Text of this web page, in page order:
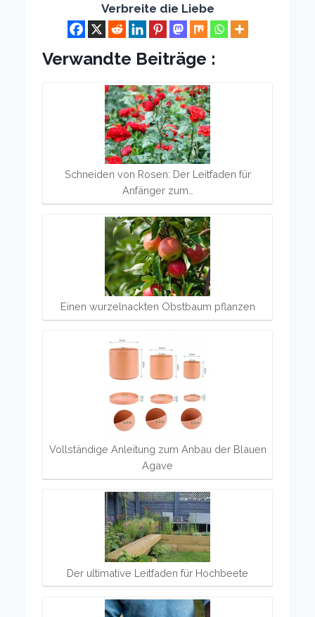
Verbreite die Liebe
Verwandte Beiträge :
Schneiden von Rosen: Der Leitfaden für
Anfänger zum…
Einen wurzelnackten Obstbaum pflanzen
Vollständige Anleitung zum Anbau der Blauen
Agave
Der ultimative Leitfaden für Hochbeete